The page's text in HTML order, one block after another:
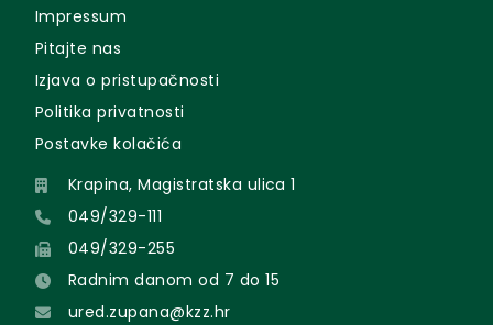
Impressum
Pitajte nas
Izjava o pristupačnosti
Politika privatnosti
Postavke kolačića
Krapina, Magistratska ulica 1
049/329-111
049/329-255
Radnim danom od 7 do 15
ured.zupana@kzz.hr